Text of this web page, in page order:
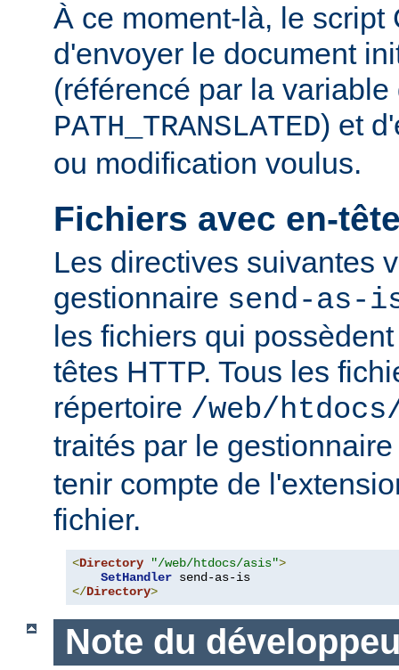
À ce moment-là, le script
d'envoyer le document
(référencé par la
PATH_TRANSLATED) et
ou modification voulus.
Fichiers avec en-
Les directives suivantes
gestionnaire send-as-
les fichiers qui
têtes HTTP. Tous les
répertoire /web/
traités par le
tenir compte de
fichier.
<Directory "/web/htdocs/asis">
SetHandler
</Directory>
Note du